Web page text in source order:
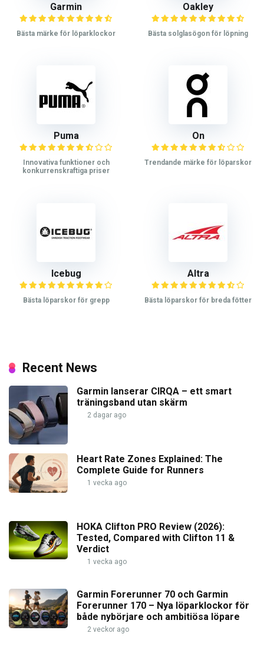
Garmin
Bästa märke för löparklockor
Oakley
Bästa solglasögon för löpning
Puma
Innovativa funktioner och
konkurrenskraftiga priser
On
Trendande märke för löparskor
Icebug
Bästa löparskor för grepp
Altra
Bästa löparskor för breda fötter
Recent News
Garmin lanserar CIRQA – ett smart
träningsband utan skärm
2 dagar ago
Heart Rate Zones Explained: The
Complete Guide for Runners
1 vecka ago
HOKA Clifton PRO Review (2026):
Tested, Compared with Clifton 11 &
Verdict
1 vecka ago
Garmin Forerunner 70 och Garmin
Forerunner 170 – Nya löparklockor för
både nybörjare och ambitiösa löpare
2 veckor ago